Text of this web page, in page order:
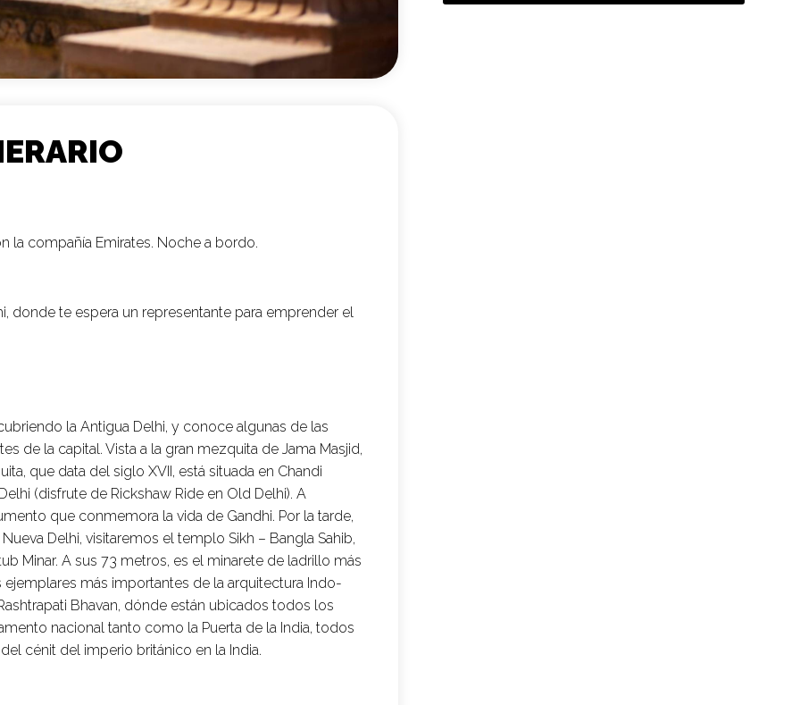
la compañía Emirates. Noche a bordo.
donde te espera un representante para emprender el
la Antigua Delhi, y conoce algunas de las
de la capital. Vista a la gran mezquita de Jama Masjid,
que data del siglo XVII, está situada en Chandi
(disfrute de Rickshaw Ride en Old Delhi). A
que conmemora la vida de Gandhi. Por la tarde,
Delhi, visitaremos el templo Sikh – Bangla Sahib,
Minar. A sus 73 metros, es el minarete de ladrillo más
más importantes de la arquitectura Indo-
Bhavan, dónde están ubicados todos los
nacional tanto como la Puerta de la India, todos
cénit del imperio británico en la India.